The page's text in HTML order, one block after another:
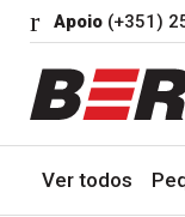
Apoio (+351)
Ver todos